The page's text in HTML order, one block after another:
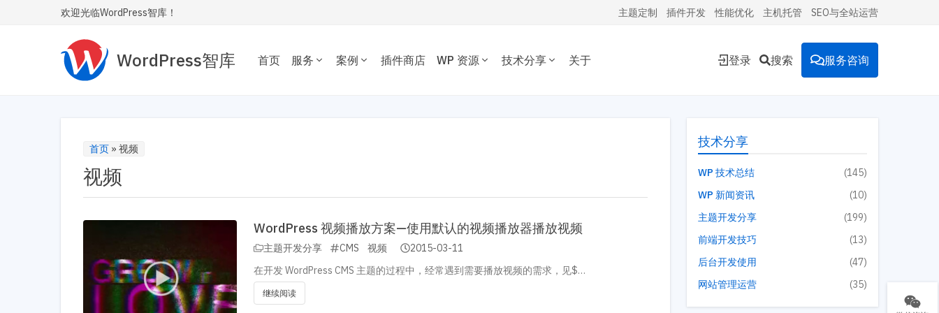
欢迎光临WordPress智库！ 主题定制 插件开发 性能优化 主机托管 SEO与全站运营
WordPress智库 首页 服务 案例 插件商店 WP 资源 技术分享 关于 登录 搜索 服务咨询
让您的WordPress网站可以在 1 秒 为您提供或帮您维护专为
SEO与全站运营
安全运维的一站式全生命周期服务。
多用途主题
房产/列表主题
自定义字段/表单
注册登录/用户中心
前端开发技巧
开发文档手册
网站管理运营
WP新闻资讯
WordPress数据库
WooCommerce开发
多语言主题开发
电子商务和支付
首页 » 视频
视频
WordPress 视频播放方案—使用默认的视频播放器播放视频
主题开发分享 CMS 视频
2015-03-11
在开发 WordPress CMS 主题的过程中，经常遇到需要播放视频的需求，见$…
继续阅读
技术分享
WP 技术总结
(145)
WP 新闻资讯
(10)
主题开发分享
(199)
前端开发技巧
(13)
后台开发使用
(47)
网站管理运营
(35)